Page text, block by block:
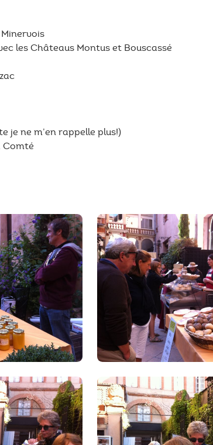
les Châteaus Montus et Bouscassé
je ne m’en rappelle plus!)
Comté